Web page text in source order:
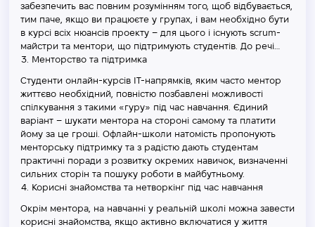
забезпечить вас повним розумінням того, щоб відбувається,
тим паче, якщо ви працюєте у групах, і вам необхідно бути
в курсі всіх нюансів проекту – для цього і існують scrum-
майстри та ментори, що підтримують студентів. До речі…
Менторство та підтримка
Студенти онлайн-курсів ІТ-напрямків, яким часто ментор
життєво необхідний, повністю позбавлені можливості
спілкування з такими «гуру» під час навчання. Єдиний
варіант – шукати ментора на стороні самому та платити
йому за це гроші. Офлайн-школи натомість пропонують
менторську підтримку та з радістю дають студентам
практичні поради з розвитку окремих навичок, визначенні
сильних сторін та пошуку роботи в майбутньому.
Корисні знайомства та нетворкінг під час навчання
Окрім ментора, на навчанні у реальній школі можна завести
корисні знайомства, якщо активно включатися у життя